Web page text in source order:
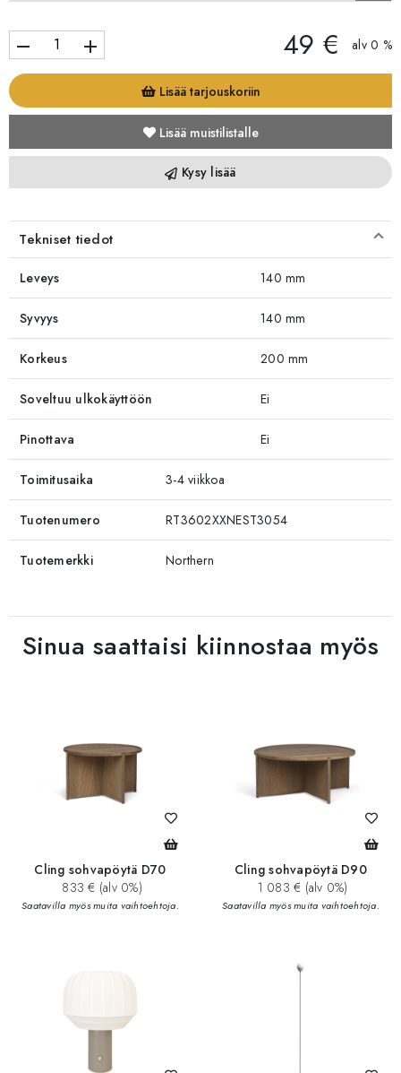
remove add 49 € alv 0 %
Lisää tarjouskoriin
Lisää muistilistalle
Kysy lisää
Tekniset tiedot
Leveys 140 mm
Syvyys 140 mm
Korkeus 200 mm
Soveltuu ulkokäyttöön Ei
Pinottava Ei
Toimitusaika 3-4 viikkoa
Tuotenumero RT3602XXNEST3054
Tuotemerkki Northern
Sinua saattaisi kiinnostaa myös
Cling sohvapöytä D70
833 € (alv 0%)
Saatavilla myös muita vaihtoehtoja.
Cling sohvapöytä D90
1 083 € (alv 0%)
Saatavilla myös muita vaihtoehtoja.